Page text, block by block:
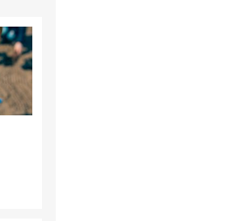
el
volumen.